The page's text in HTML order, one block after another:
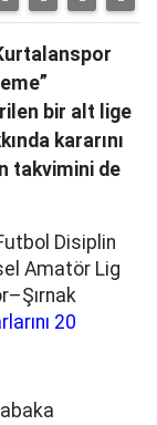
bir alt lige
kararını
takvimini de
Disiplin
Amatör Lig
20